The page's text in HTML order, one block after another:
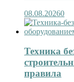
08.08.20260
Техника
правила